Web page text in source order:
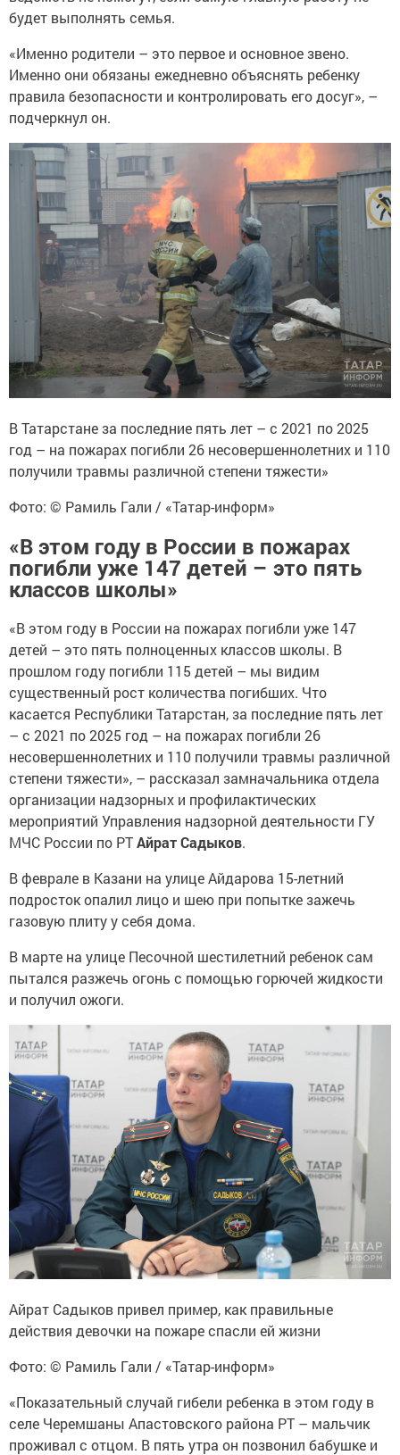
будет выполнять семья.
«Именно родители – это первое и основное звено.
Именно они обязаны ежедневно объяснять ребенку
правила безопасности и контролировать его досуг», –
подчеркнул он.
В Татарстане за последние пять лет – с 2021 по 2025
год – на пожарах погибли 26 несовершеннолетних и 110
получили травмы различной степени тяжести»
Фото: © Рамиль Гали / «Татар-информ»
«В этом году в России в пожарах
погибли уже 147 детей – это пять
классов школы»
«В этом году в России на пожарах погибли уже 147
детей – это пять полноценных классов школы. В
прошлом году погибли 115 детей – мы видим
существенный рост количества погибших. Что
касается Республики Татарстан, за последние пять лет
– с 2021 по 2025 год – на пожарах погибли 26
несовершеннолетних и 110 получили травмы различной
степени тяжести», – рассказал замначальника отдела
организации надзорных и профилактических
мероприятий Управления надзорной деятельности ГУ
МЧС России по РТАйрат Садыков.
В феврале в Казани на улице Айдарова 15-летний
подросток опалил лицо и шею при попытке зажечь
газовую плиту у себя дома.
В марте на улице Песочной шестилетний ребенок сам
пытался разжечь огонь с помощью горючей жидкости
и получил ожоги.
Айрат Садыков привел пример, как правильные
действия девочки на пожаре спасли ей жизни
Фото: © Рамиль Гали / «Татар-информ»
«Показательный случай гибели ребенка в этом году в
селе Черемшаны Апастовского района РТ – мальчик
проживал с отцом. В пять утра он позвонил бабушке и